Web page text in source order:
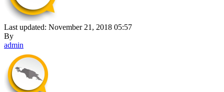
Last updated: November 21, 2018 05:57
By
admin